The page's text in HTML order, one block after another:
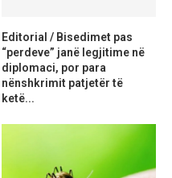
Editorial / Bisedimet pas
“perdeve” janë legjitime në
diplomaci, por para
nënshkrimit patjetër të
ketë...